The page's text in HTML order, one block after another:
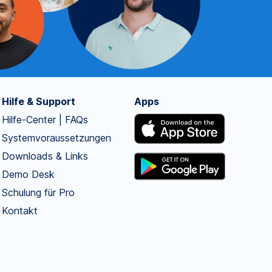
Hilfe & Support
Hilfe-Center | FAQs
Systemvoraussetzungen
Downloads & Links
Demo Desk
Schulung für Pro
Kontakt
Apps